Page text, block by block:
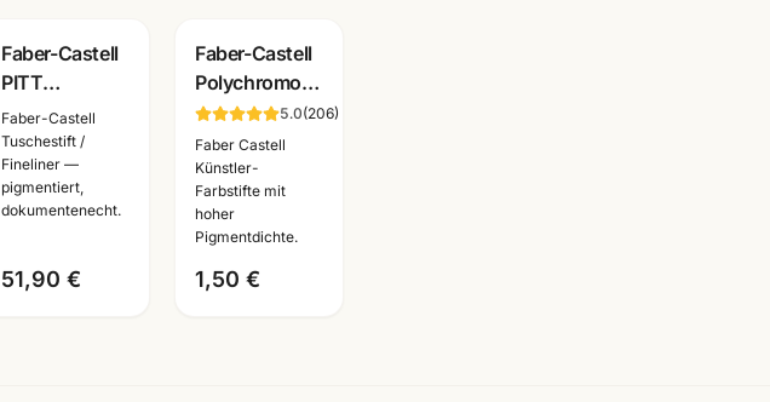
Faber-Castell
PITT
Monochrome
Set gross ·
Metalletui ·
Zeichenset
Faber-Castell
Tuschestift /
Fineliner —
pigmentiert,
dokumentenecht.
51,90 €
Faber-Castell
Polychromos
Künstlerfarbstifte
· Einzelstift
alle Farben ·
Mannheim
5.0(206)
Faber Castell
Künstler-
Farbstifte mit
hoher
Pigmentdichte.
1,50 €